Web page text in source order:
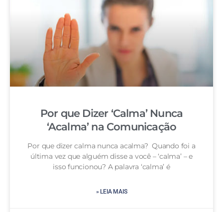
Por que Dizer ‘Calma’ Nunca
‘Acalma’ na Comunicação
Por que dizer calma nunca acalma? Quando foi a
última vez que alguém disse a você – ‘calma’ – e
isso funcionou? A palavra ‘calma’ é
» LEIA MAIS